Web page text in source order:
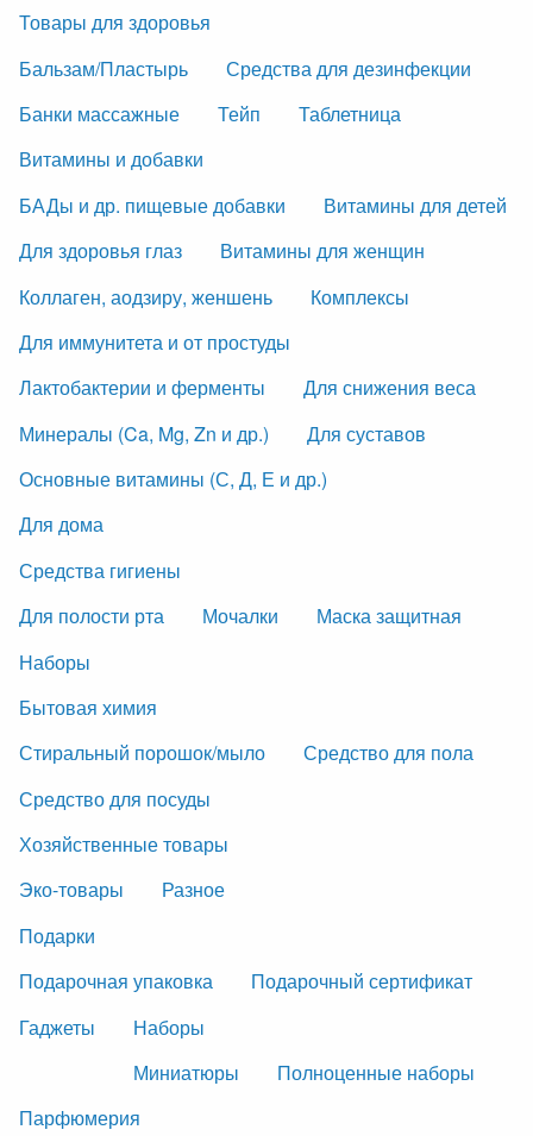
Товары для здоровья
Бальзам/Пластырь
Средства для дезинфекции
Банки массажные
Тейп
Таблетница
Витамины и добавки
БАДы и др. пищевые добавки
Витамины для детей
Для здоровья глаз
Витамины для женщин
Коллаген, аодзиру, женшень
Комплексы
Для иммунитета и от простуды
Лактобактерии и ферменты
Для снижения веса
Минералы (Ca, Mg, Zn и др.)
Для суставов
Основные витамины (С, Д, Е и др.)
Для дома
Средства гигиены
Для полости рта
Мочалки
Маска защитная
Наборы
Бытовая химия
Стиральный порошок/мыло
Средство для пола
Средство для посуды
Хозяйственные товары
Эко-товары
Разное
Подарки
Подарочная упаковка
Подарочный сертификат
Гаджеты
Наборы
Миниатюры
Полноценные наборы
Парфюмерия